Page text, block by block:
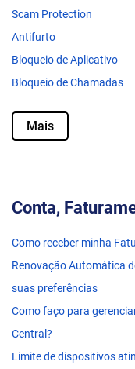
Scam Protection
Antifurto
Bloqueio de Aplicativo
Bloqueio de Chamadas
Mais
Conta,
Como receber minha
Renovação Automática
suas preferências
Como faço para
Central?
Limite de dispositivos